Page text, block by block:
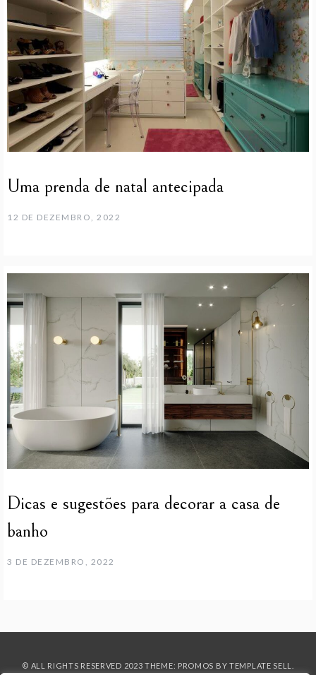
Uma prenda de natal antecipada
12 DE DEZEMBRO, 2022
Dicas e sugestões para decorar a casa de
banho
3 DE DEZEMBRO, 2022
© ALL RIGHTS RESERVED 2023 THEME: PROMOS BY TEMPLATE SELL